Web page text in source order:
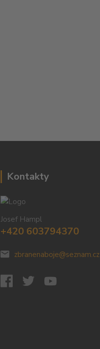
Kontakty
Josef Hampl
+420 603794370
zbranenaboje@seznam.cz